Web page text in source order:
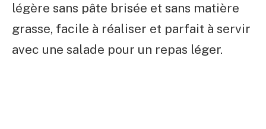
légère sans pâte brisée et sans matière
grasse, facile à réaliser et parfait à servir
avec une salade pour un repas léger.